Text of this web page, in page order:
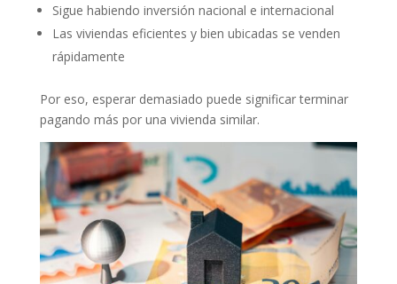
Sigue habiendo inversión nacional e internacional
Las viviendas eficientes y bien ubicadas se venden
rápidamente
Por eso, esperar demasiado puede significar terminar
pagando más por una vivienda similar.